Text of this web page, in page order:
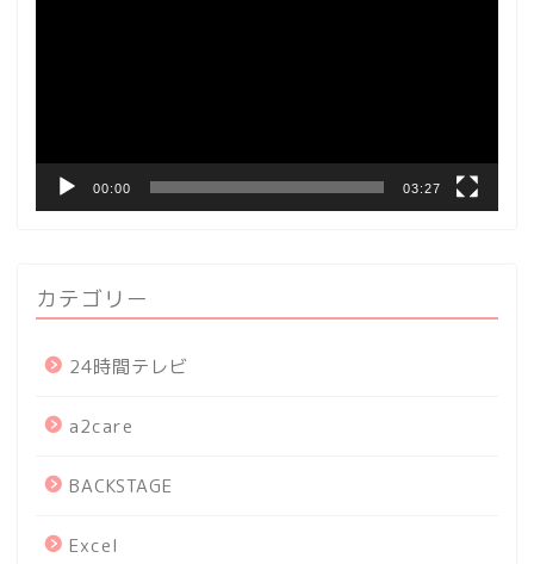
00:00 03:27
カテゴリー
24時間テレビ
a2care
BACKSTAGE
Excel